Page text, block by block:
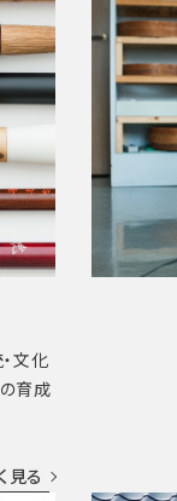
文化
育成
見る